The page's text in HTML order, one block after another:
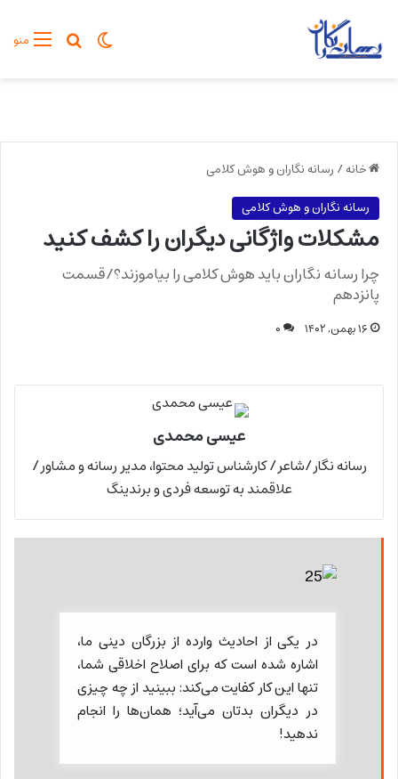
منوجستجو
تغییر پوسته
خانه/ رسانه نگاران و هوش کلامی
رسانه نگاران و هوش کلامی
مشکلات واژگانی دیگران را کشف کنید
چرا رسانه نگاران باید هوش کلامی را بیاموزند؟/قسمت
پانزدهم
۱۶ بهمن, ۱۴۰۲ ۰
عیسی محمدی
رسانه نگار/شاعر/ کارشناس تولید محتوا، مدیر رسانه و مشاور/
علاقمند به توسعه فردی و برندینگ
در یکی از احادیث وارده از بزرگان دینی ما،
اشاره شده است که برای اصلاح اخلاقی شما،
تنها این کار کفایت می‌کند: ببینید از چه چیزی
در دیگران بدتان می‌آید؛ همان‌ها را انجام
ندهید!